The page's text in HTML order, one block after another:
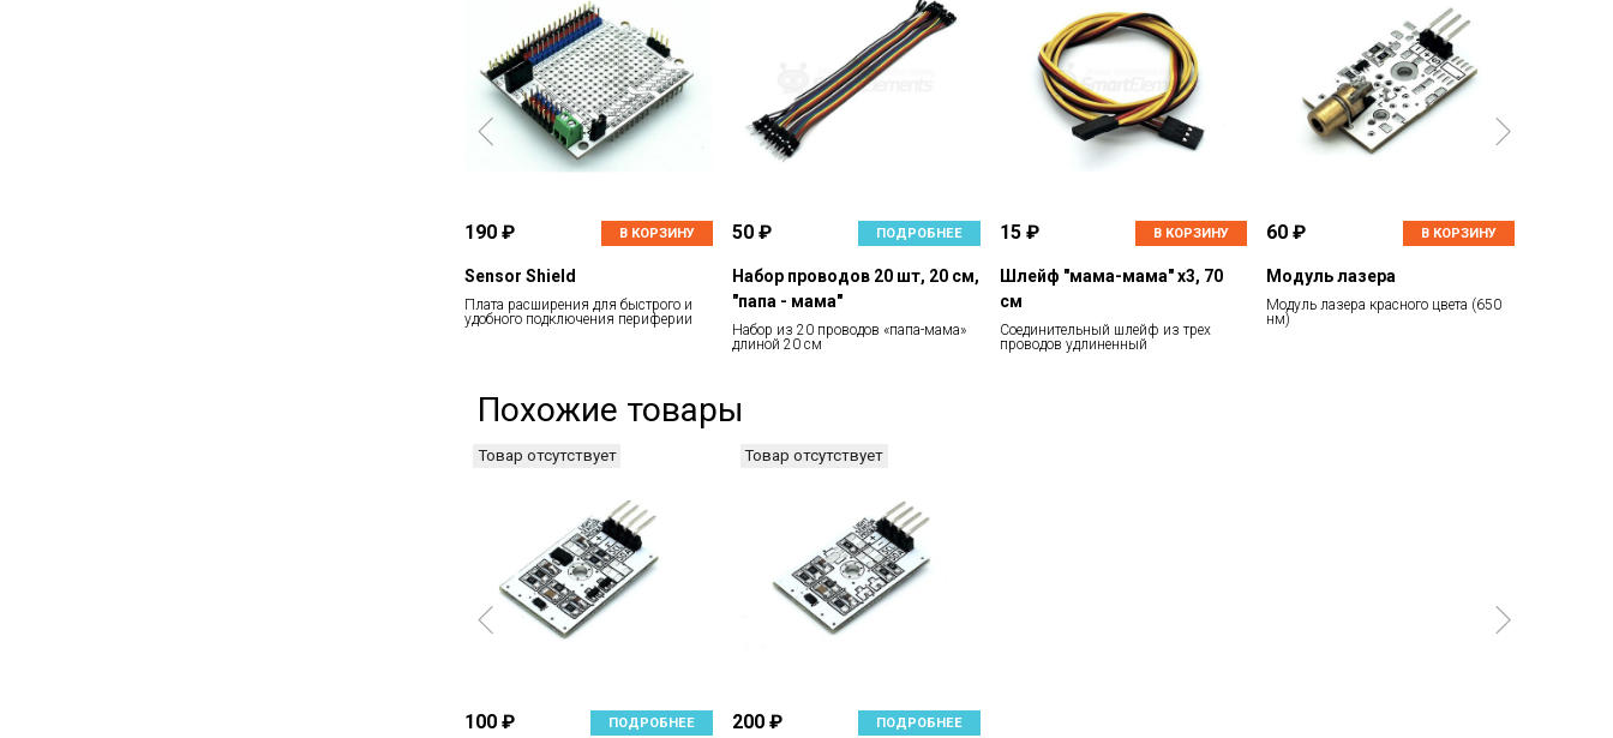
190 ₽ В КОРЗИНУ
Sensor Shield
Плата расширения для быстрого и
удобного подключения периферии
50 ₽ ПОДРОБНЕЕ
Набор проводов 20 шт, 20 см,
"папа - мама"
Набор из 20 проводов «папа-мама»
длиной 20 см
15 ₽ В КОРЗИНУ
Шлейф "мама-мама" х3, 70
см
Соединительный шлейф из трех
проводов удлиненный
60 ₽ В КОРЗИНУ
Модуль лазера
Модуль лазера красного цвета (650
нм)
Похожие товары
Товар отсутствует
100 ₽ ПОДРОБНЕЕ
Товар отсутствует
200 ₽ ПОДРОБНЕЕ